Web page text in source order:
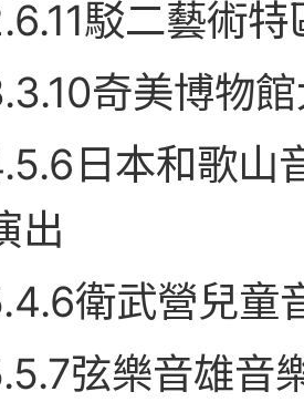
駁二藝術
奇美博物
日本和歌山
出
衛武營兒童
弦樂音雄音